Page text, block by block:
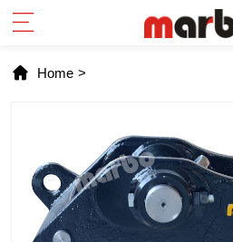
Home >